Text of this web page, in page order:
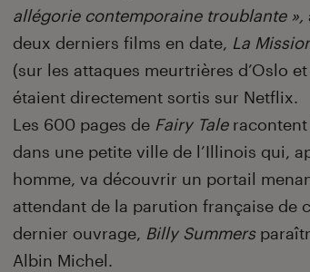
allégorie contemporaine troublante »,
deux derniers films en date, La
(sur les attaques meurtrières d’Oslo
étaient directement sortis sur Netflix.
Les 600 pages de Fairy Tale
dans une petite ville de l’Illinois qui,
homme, va découvrir un portail
attendant de la parution française de
dernier ouvrage, Billy Summers
Albin Michel.